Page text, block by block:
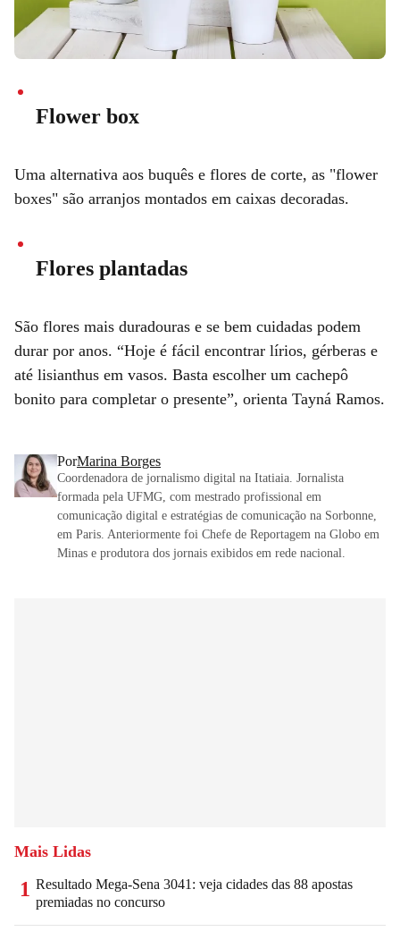
Flower box
Uma alternativa aos buquês e flores de corte, as "flower
boxes" são arranjos montados em caixas decoradas.
Flores plantadas
São flores mais duradouras e se bem cuidadas podem
durar por anos. “Hoje é fácil encontrar lírios, gérberas e
até lisianthus em vasos. Basta escolher um cachepô
bonito para completar o presente”, orienta Tayná Ramos.
PorMarina Borges
Coordenadora de jornalismo digital na Itatiaia. Jornalista
formada pela UFMG, com mestrado profissional em
comunicação digital e estratégias de comunicação na Sorbonne,
em Paris. Anteriormente foi Chefe de Reportagem na Globo em
Minas e produtora dos jornais exibidos em rede nacional.
Mais Lidas
1 Resultado Mega-Sena 3041: veja cidades das 88 apostas
premiadas no concurso